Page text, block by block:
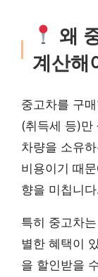
왜
계산해
중고차를 구
(취득세 등)만
차량을 소유
비용이기 때
향을 미칩니
특히 중고차
별한 혜택이
을 할인받을